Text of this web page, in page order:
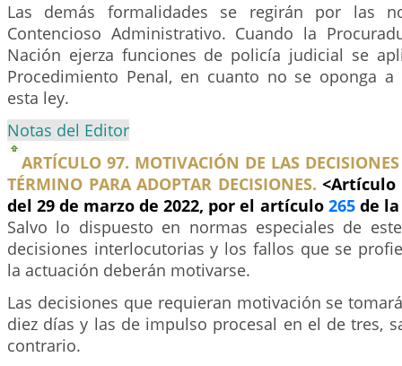
Las demás formalidades se regirán por las
Contencioso Administrativo. Cuando la
Nación ejerza funciones de policía judicial se
Procedimiento Penal, en cuanto no se oponga
esta ley.
Notas del Editor
ARTÍCULO 97. MOTIVACIÓN DE LAS
TÉRMINO PARA ADOPTAR DECISIONES. <Artículo
del 29 de marzo de 2022, por el artículo 265de la
Salvo lo dispuesto en normas especiales de
decisiones interlocutorias y los fallos que se
la actuación deberán motivarse.
Las decisiones que requieran motivación se
diez días y las de impulso procesal en el de tres,
contrario.